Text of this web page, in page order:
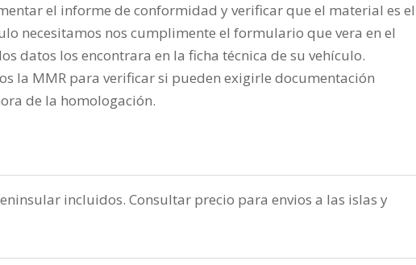
el informe de conformidad y verificar que el material es el
necesitamos nos cumplimente el formulario que vera en el
datos los encontrara en la ficha técnica de su vehículo.
la MMR para verificar si pueden exigirle documentación
de la homologación.
incluidos. Consultar precio para envios a las islas y